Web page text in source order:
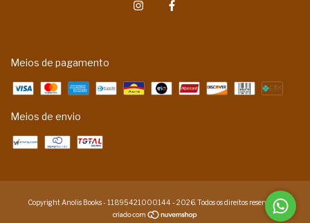
Meios de pagamento
Meios de envio
Copyright Anolis Books - 11895421000144 - 2026. Todos os direitos reservados.